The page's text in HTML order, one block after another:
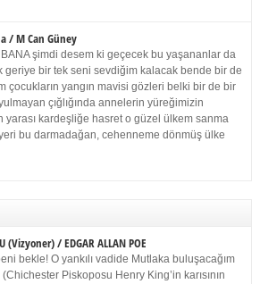
/ M Can Güney
şimdi desem ki geçecek bu yaşananlar da
geriye bir tek seni sevdiğim kalacak bende bir de
çocukların yangın mavisi gözleri belki bir de bir
çığlığında annelerin yüreğimizin
yarası kardeşliğe hasret o güzel ülkem sanma
bu darmadağan, cehenneme dönmüş ülke
(Vizyoner) / EDGAR ALLAN POE
bekle! O yankılı vadide Mutlaka buluşacağım
Piskoposu Henry King’in karısının